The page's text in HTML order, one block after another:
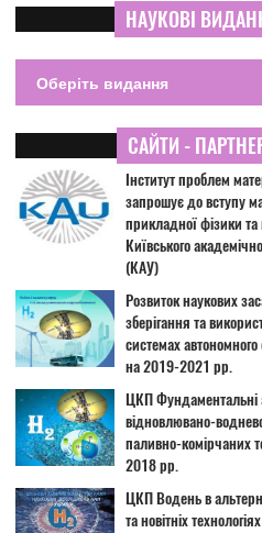
НАУКОВІ
САЙТИ -
Інститут проблем
запрошує до вступу
прикладної фізики та
Київського
(КАУ)
Розвиток наукових
зберігання та
системах
на 2019-2021 рр.
ЦКП Фундаментальні
відновлювано-
паливно-комірчаних
2018 рр.
ЦКП Водень в
та новітніх